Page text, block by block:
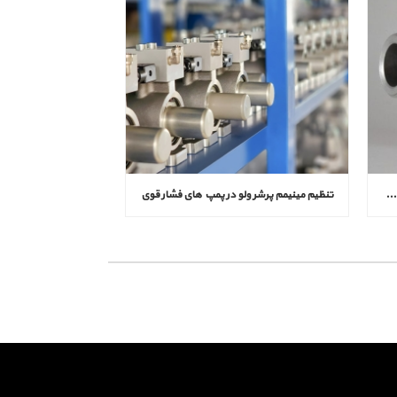
علائم خرابی مینیمم پرشر ولو در کمپرسور و روش‌ های عیب‌ یابی تنظیم مینیمم پرشر ولو در پمپ‌ های فشار قوی